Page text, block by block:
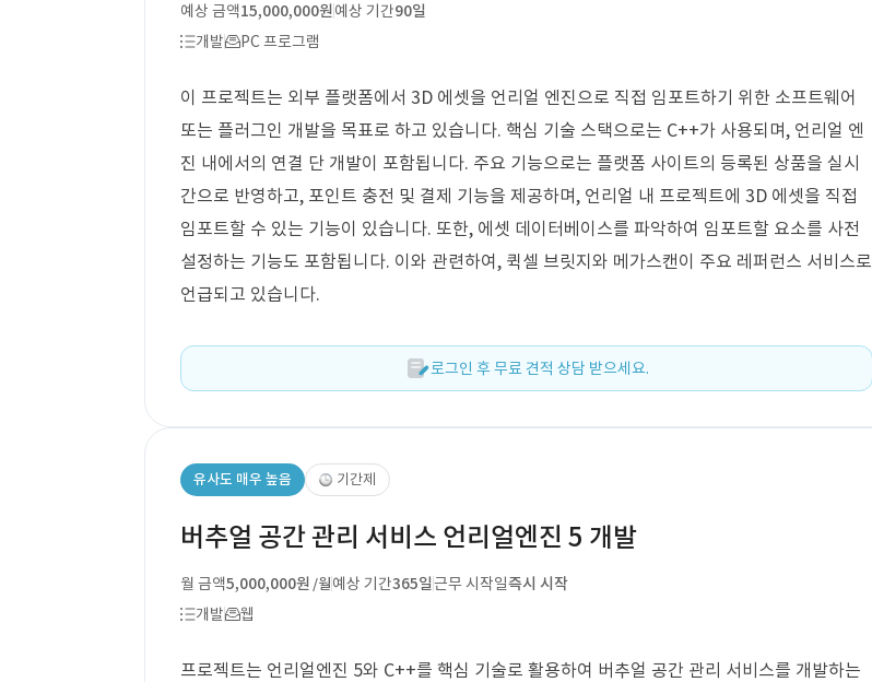
예상 금액15,000,000원예상 기간90일
개발
PC 프로그램
이 프로젝트는 외부 플랫폼에서 3D 에셋을 언리얼 엔진으로 직접 임포트하기 위한 소프트웨어
또는 플러그인 개발을 목표로 하고 있습니다. 핵심 기술 스택으로는 C++가 사용되며, 언리얼 엔
진 내에서의 연결 단 개발이 포함됩니다. 주요 기능으로는 플랫폼 사이트의 등록된 상품을 실시
간으로 반영하고, 포인트 충전 및 결제 기능을 제공하며, 언리얼 내 프로젝트에 3D 에셋을 직접
임포트할 수 있는 기능이 있습니다. 또한, 에셋 데이터베이스를 파악하여 임포트할 요소를 사전
설정하는 기능도 포함됩니다. 이와 관련하여, 퀵셀 브릿지와 메가스캔이 주요 레퍼런스 서비스로
언급되고 있습니다.
로그인 후 무료 견적 상담 받으세요.
유사도 매우 높음 기간제
버추얼 공간 관리 서비스 언리얼엔진 5 개발
월 금액5,000,000원 /월예상 기간365일근무 시작일즉시 시작
개발
웹
프로젝트는 언리얼엔진 5와 C++를 핵심 기술로 활용하여 버추얼 공간 관리 서비스를 개발하는